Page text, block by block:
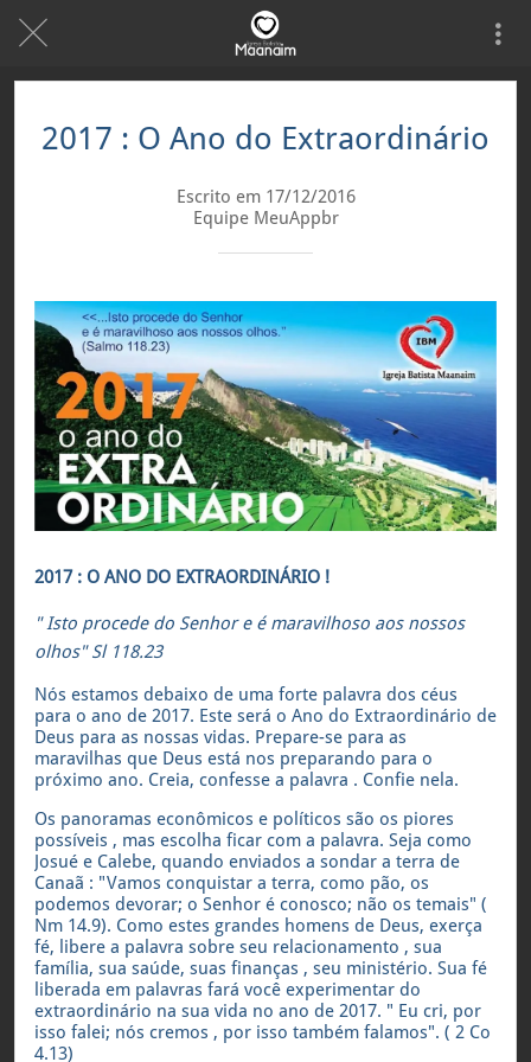
2017 : O Ano do Extraordinário
Escrito em 17/12/2016
Equipe MeuAppbr
2017 : O ANO DO EXTRAORDINÁRIO !
" Isto procede do Senhor e é maravilhoso aos nossos
olhos" Sl 118.23
Nós estamos debaixo de uma forte palavra dos céus
para o ano de 2017. Este será o Ano do Extraordinário de
Deus para as nossas vidas. Prepare-se para as
maravilhas que Deus está nos preparando para o
próximo ano. Creia, confesse a palavra . Confie nela.
Os panoramas econômicos e políticos são os piores
possíveis , mas escolha ficar com a palavra. Seja como
Josué e Calebe, quando enviados a sondar a terra de
Canaã : "Vamos conquistar a terra, como pão, os
podemos devorar; o Senhor é conosco; não os temais" (
Nm 14.9). Como estes grandes homens de Deus, exerça
fé, libere a palavra sobre seu relacionamento , sua
família, sua saúde, suas finanças , seu ministério. Sua fé
liberada em palavras fará você experimentar do
extraordinário na sua vida no ano de 2017. " Eu cri, por
isso falei; nós cremos , por isso também falamos". ( 2 Co
4.13)